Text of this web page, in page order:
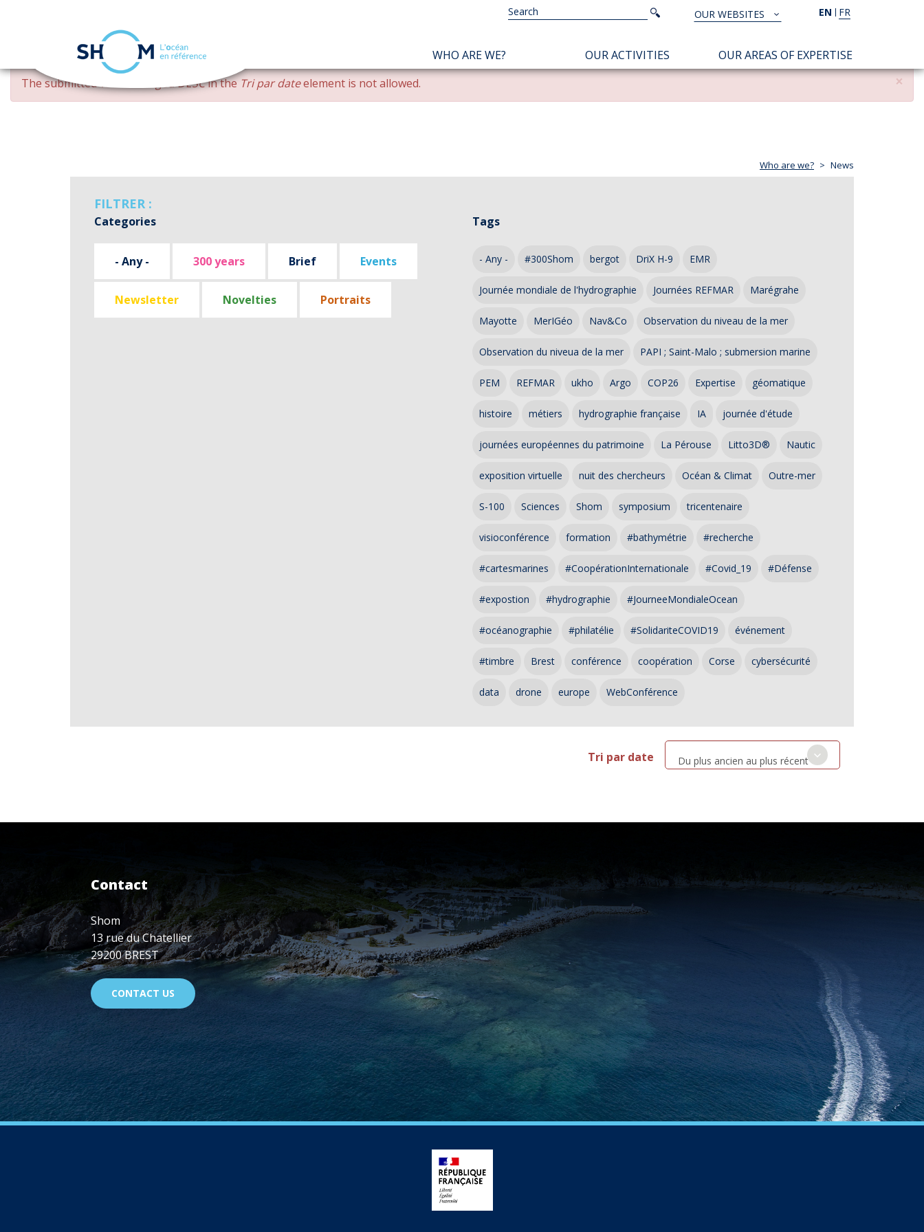
Skip
main
EN FR
TOUS
NOS
SITES
OUR WEBSITES
Search
Search
NAVIGATION
PRINCIPALE
WHO ARE WE? OUR ACTIVITIES OUR AREAS OF EXPERTISE
×
ERROR
MESSAGE
The submitted value changed DESCin theTri par dateelement is not allowed.
Who are we? News
FILTRER :
Categories
- Any - 300 years Brief Events
Newsletter Novelties Portraits
Tags
- Any - #300Shom bergot DriX H-9 EMR
Journée mondiale de l'hydrographie Journées REFMAR Marégrahe
Mayotte MerIGéo Nav&Co Observation du niveau de la mer
Observation du niveua de la mer PAPI ; Saint-Malo ; submersion marine
PEM REFMAR ukho Argo COP26 Expertise géomatique
histoire métiers hydrographie française IA journée d'étude
journées européennes du patrimoine La Pérouse Litto3D® Nautic
exposition virtuelle nuit des chercheurs Océan & Climat Outre-mer
S-100 Sciences Shom symposium tricentenaire
visioconférence formation #bathymétrie #recherche
#cartesmarines #CoopérationInternationale #Covid_19 #Défense
#expostion #hydrographie #JourneeMondialeOcean
#océanographie #philatélie #SolidariteCOVID19 événement
#timbre Brest conférence coopération Corse cybersécurité
data drone europe WebConférence
Tri par date Du plus ancien au plus récent
Contact
Shom
13 rue du Chatellier
29200 BREST
CONTACT US